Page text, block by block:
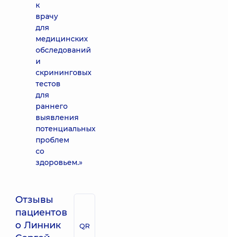
к
врачу
для
медицинских
обследований
и
скрининговых
тестов
для
раннего
выявления
потенциальных
проблем
со
здоровьем.»
Отзывы
пациентов
о Линник
QR